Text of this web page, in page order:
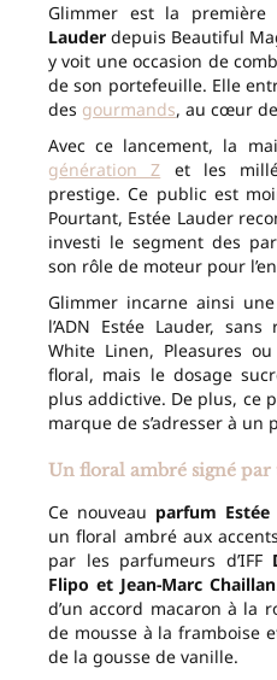
Glimmer est la première
Lauder depuis Beautiful
y voit une occasion de
de son portefeuille. Elle
des gourmands, au cœur
Avec ce lancement, la
génération Z et les
prestige. Ce public est
Pourtant, Estée Lauder
investi le segment des
son rôle de moteur pour
Glimmer incarne ainsi
l’ADN Estée Lauder,
White Linen, Pleasures
floral, mais le dosage
plus addictive. De plus, ce
marque de s’adresser à un
Un floral ambré signé par
Ce nouveau parfum Estée
un floral ambré aux
par les parfumeurs d’IFF
Flipo et Jean-Marc Chaillan
d’un accord macaron à la
de mousse à la framboise
de la gousse de vanille.